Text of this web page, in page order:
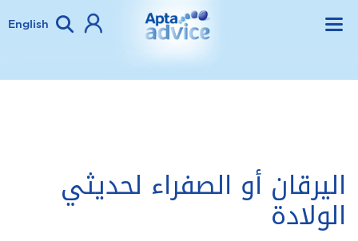
English
اليرقان أو الصفراء لحديثي
الولادة